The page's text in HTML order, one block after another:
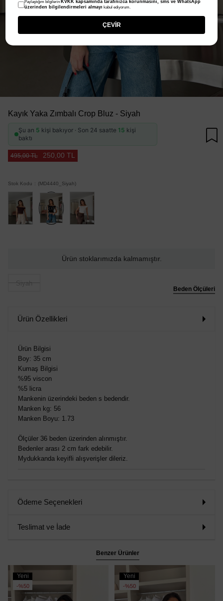
Kayık Yaka Zımbalı Crop Bluz - Siyah
Şu an 5 kişi bakıyor · Son 24 saatte 15 kişi
baktı
495,00 TL 250,00 TL
Stok Kodu (MD4440_Siyah)
Tükendi
Ürün stoklarımızda kalmamıştır.
Beden Ölçüleri
Ürün Özellikleri
Ürün Bilgisi
Boy: 35 cm
Kumaş Bilgisi
%95 viscon
%5 licra
Mankenin üzerindeki beden s bedendir.
Manken kg: 56
Manken Boyu: 1.73
Ölçüler 36 beden üzerinden alınmıştır.
Bedenler arası 2 cm fark edebilir.
Mydukkanda keyifli alışverişler dileriz.
Ödeme Seçenekleri
Teslimat ve İade
Benzer Ürünler
Yeni
Ürün
%50
Yeni
Ürün
%50
Paylaştığım bilgilerin KVKK kapsamında tarafınızca korunmasını, sms ve WhatsApp
üzerinden bilgilendirmeleri almayı kabul ediyorum.
ÇEVİR